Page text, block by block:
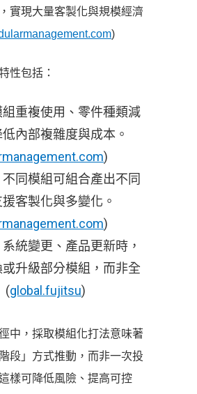
實現大量客製化與規模經濟
)
性包括：
組重複使用、零件種類減
內部複雜度與成本。
)
不同模組可組合產出不同
客製化與多變化。
)
系統變更、產品更新時，
或升級部分模組，而非全
(global.fujitsu)
中，採取模組化打法意味著
段」方式推動，而非一次投
樣可降低風險、提高可控